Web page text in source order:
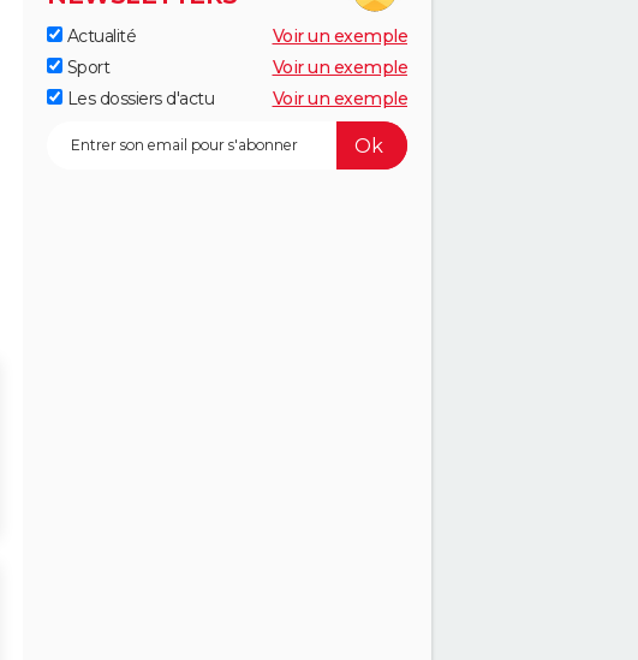
Actualité
Voir un exemple
Sport
Voir un exemple
Les dossiers d'actu
Voir un exemple